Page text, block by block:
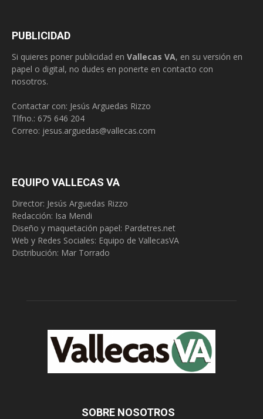
PUBLICIDAD
Si quieres poner publicidad en Vallecas VA, en su versión en
papel o digital, no dudes en ponerte en contacto con
nosotros.
Contactar con: Jesús Arguedas Rizzo
Tlfno.: 675 646 204
Correo: jesus.arguedas@vallecas.com
EQUIPO VALLECAS VA
Director: Jesús Arguedas Rizzo
Redacción: Isa Mendi
Diseño y maquetación papel: Pardetres.net
Web y Redes Sociales: Equipo de VallecasVA
Distribución: Mar Torrado
SOBRE NOSOTROS